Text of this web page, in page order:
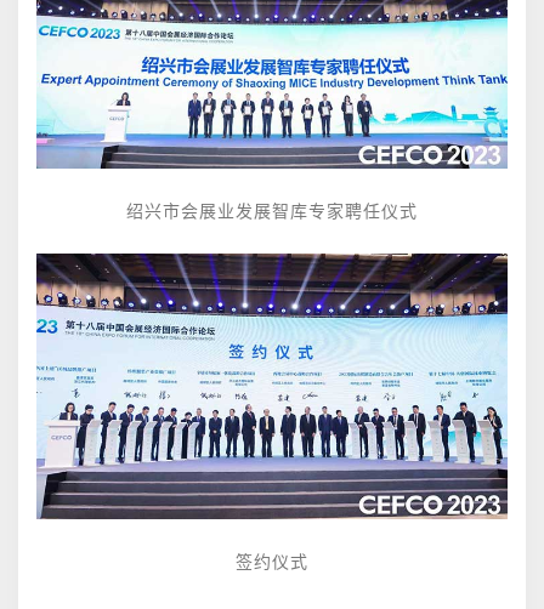
绍兴市会展业发展智库专家聘任仪式
签约仪式